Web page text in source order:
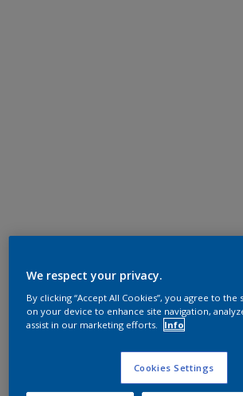
We respect your privacy.
By clicking “Accept All Cookies”, you agree to
on your device to enhance site navigation,
assist in our marketing efforts.
Info
Cookies Settings